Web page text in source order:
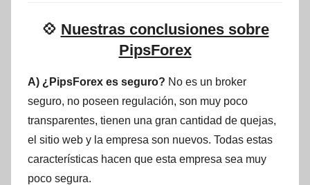
💠 Nuestras conclusiones sobre
PipsForex
A) ¿PipsForex es seguro? No es un broker
seguro, no poseen regulación, son muy poco
transparentes, tienen una gran cantidad de quejas,
el sitio web y la empresa son nuevos. Todas estas
características hacen que esta empresa sea muy
poco segura.